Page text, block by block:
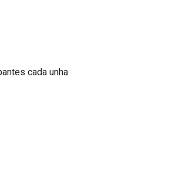
cada unha